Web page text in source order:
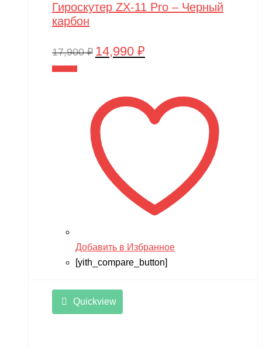
Гироскутер ZX-11 Pro – Черный
карбон
17,900₽ Первоначальная
17,900 ₽.
14,990 ₽
Добавить в Избранное
[yith_compare_button]
Quickview